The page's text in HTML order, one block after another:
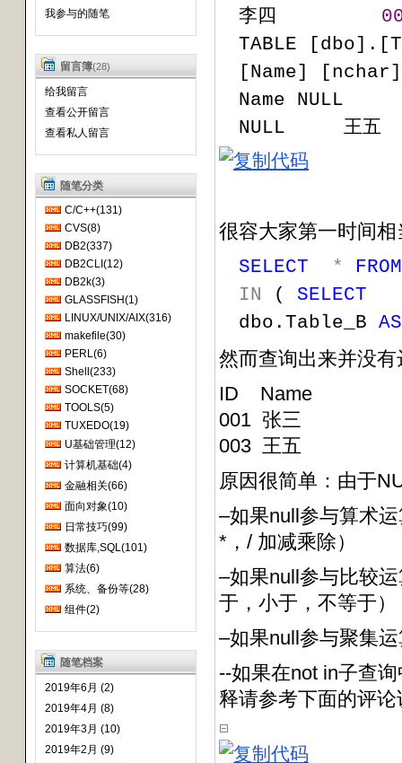
我参与的随笔
留言簿(28)
给我留言
查看公开留言
查看私人留言
随笔分类
C/C++(131)
CVS(8)
DB2(337)
DB2CLI(12)
DB2k(3)
GLASSFISH(1)
LINUX/UNIX/AIX(316)
makefile(30)
PERL(6)
Shell(233)
SOCKET(68)
TOOLS(5)
TUXEDO(19)
U基础管理(12)
计算机基础(4)
金融相关(66)
面向对象(10)
日常技巧(99)
数据库,SQL(101)
算法(6)
系统、备份等(28)
组件(2)
随笔档案
2019年6月 (2)
2019年4月 (8)
2019年3月 (10)
2019年2月 (9)
李四
TABLE
[Name]
Name
NULL     王五
很容大家第一时间
SELECT *
FROM
IN ( SELECT
dbo.Table_B AS
然而查询出来并没
ID Name
001 张三
003 王五
原因很简单：由于
–如果null参与算术
*，/ 加减乘除）
–如果null参与比较
于，小于，不等于）
–如果null参与聚集
--如果在not in子查
释请参考下面的评